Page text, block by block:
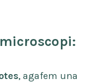
, agafem una